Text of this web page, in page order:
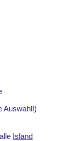
Auswahl!)
Island